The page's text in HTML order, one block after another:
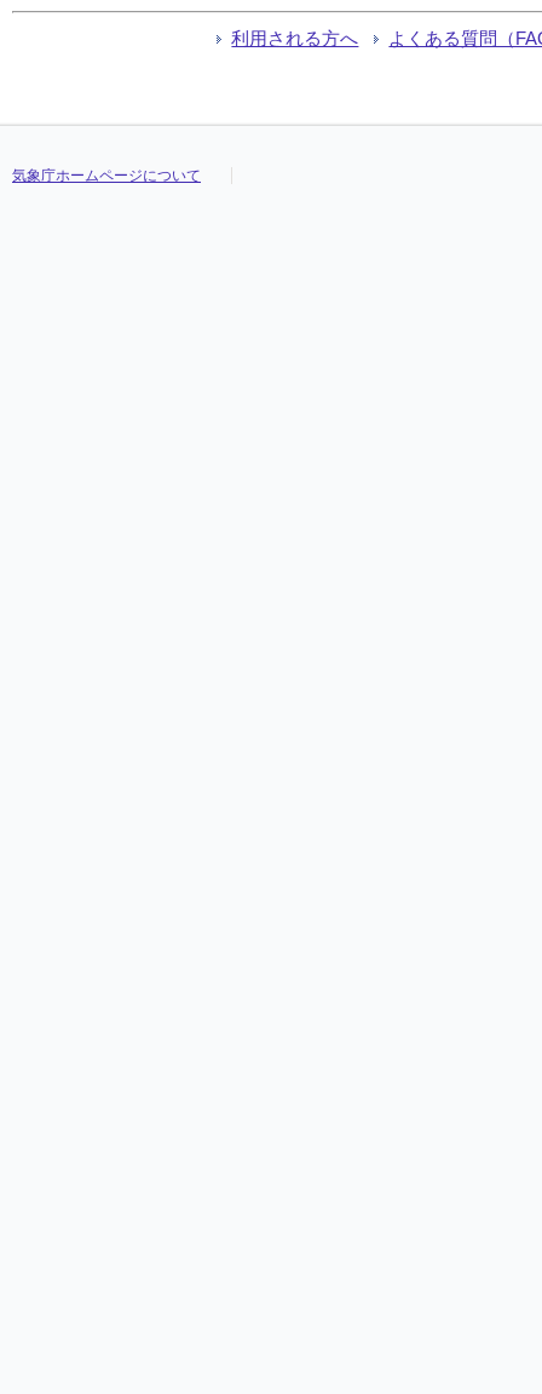
利用される方へ よくある質問（
気象庁ホームページについて